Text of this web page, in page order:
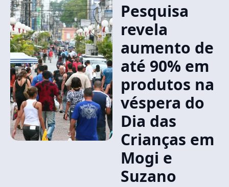
Pesquisa
revela
aumento de
até 90% em
produtos na
véspera do
Dia das
Crianças em
Mogi e
Suzano